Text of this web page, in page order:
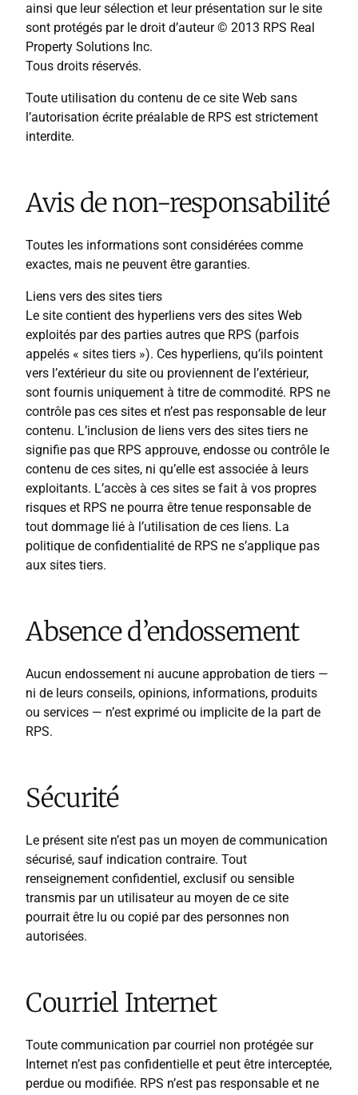
ainsi que leur sélection et leur présentation sur le site
sont protégés par le droit d’auteur © 2013 RPS Real
Property Solutions Inc.
Tous droits réservés.
Toute utilisation du contenu de ce site Web sans
l’autorisation écrite préalable de RPS est strictement
interdite.
Avis de non-responsabilité
Toutes les informations sont considérées comme
exactes, mais ne peuvent être garanties.
Liens vers des sites tiers
Le site contient des hyperliens vers des sites Web
exploités par des parties autres que RPS (parfois
appelés « sites tiers »). Ces hyperliens, qu’ils pointent
vers l’extérieur du site ou proviennent de l’extérieur,
sont fournis uniquement à titre de commodité. RPS ne
contrôle pas ces sites et n’est pas responsable de leur
contenu. L’inclusion de liens vers des sites tiers ne
signifie pas que RPS approuve, endosse ou contrôle le
contenu de ces sites, ni qu’elle est associée à leurs
exploitants. L’accès à ces sites se fait à vos propres
risques et RPS ne pourra être tenue responsable de
tout dommage lié à l’utilisation de ces liens. La
politique de confidentialité de RPS ne s’applique pas
aux sites tiers.
Absence d’endossement
Aucun endossement ni aucune approbation de tiers —
ni de leurs conseils, opinions, informations, produits
ou services — n’est exprimé ou implicite de la part de
RPS.
Sécurité
Le présent site n’est pas un moyen de communication
sécurisé, sauf indication contraire. Tout
renseignement confidentiel, exclusif ou sensible
transmis par un utilisateur au moyen de ce site
pourrait être lu ou copié par des personnes non
autorisées.
Courriel Internet
Toute communication par courriel non protégée sur
Internet n’est pas confidentielle et peut être interceptée,
perdue ou modifiée. RPS n’est pas responsable et ne